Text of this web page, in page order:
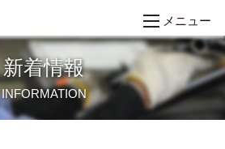
メニュー
新着情報
INFORMATION